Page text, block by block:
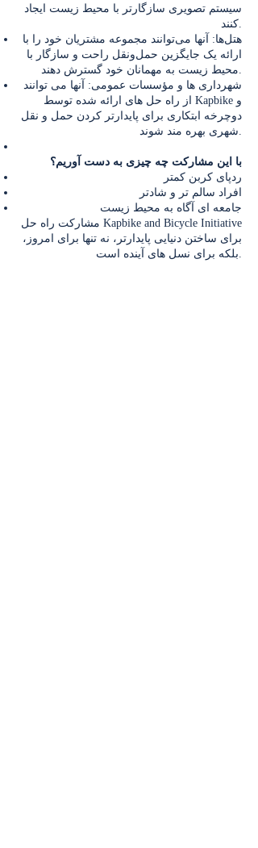
سیستم تصویری سازگارتر با محیط زیست ایجاد
کنند.
هتل‌ها: آنها می‌توانند مجموعه مشتریان خود را با
ارائه یک جایگزین حمل‌ونقل راحت و سازگار با
محیط زیست به مهمانان خود گسترش دهند.
شهرداری ها و مؤسسات عمومی: آنها می توانند
از راه حل های ارائه شده توسط Kapbike و
دوچرخه ابتکاری برای پایدارتر کردن حمل و نقل
شهری بهره مند شوند.
با این مشارکت چه چیزی به دست آوریم؟
ردپای کربن کمتر
افراد سالم تر و شادتر
جامعه ای آگاه به محیط زیست
مشارکت راه حل Kapbike and Bicycle Initiative
برای ساختن دنیایی پایدارتر، نه تنها برای امروز،
بلکه برای نسل های آینده است.